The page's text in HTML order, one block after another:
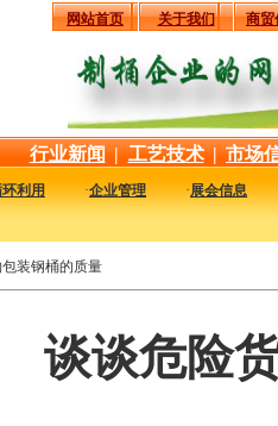
网站首页 关于我们 商贸
行业新闻 | 工艺技术 | 市场
利用 ·企业管理 ·展会信息
装钢桶的质量
谈谈危险